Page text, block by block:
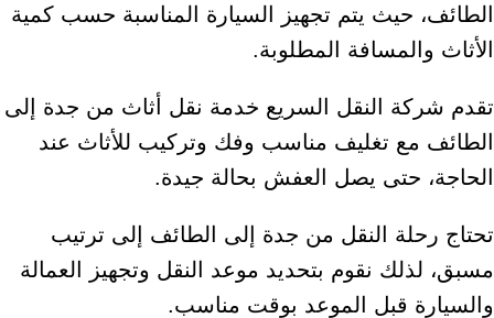
الطائف، حيث يتم تجهيز السيارة المناسبة حسب كمية
الأثاث والمسافة المطلوبة.
تقدم شركة النقل السريع خدمة نقل أثاث من جدة إلى
الطائف مع تغليف مناسب وفك وتركيب للأثاث عند
الحاجة، حتى يصل العفش بحالة جيدة.
تحتاج رحلة النقل من جدة إلى الطائف إلى ترتيب
مسبق، لذلك نقوم بتحديد موعد النقل وتجهيز العمالة
والسيارة قبل الموعد بوقت مناسب.